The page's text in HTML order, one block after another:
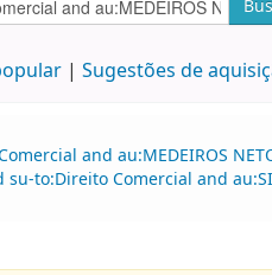
Sugestões de
and au:MEDEIROS
to:Direito Comercial and